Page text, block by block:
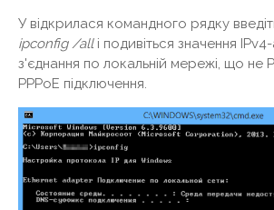
У відкрилася командного рядку
ipconfig /allі подивіться значення
з'єднання по локальній мережі, що не
PPPoE підключення.